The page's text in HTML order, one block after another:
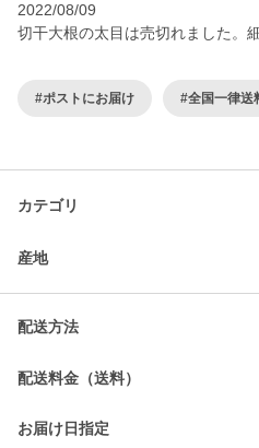
2022/08/09
切干大根の太目は売切れました。
#ポストにお届け #全国一律送
カテゴリ
産地
配送方法
配送料金（送料）
お届け日指定